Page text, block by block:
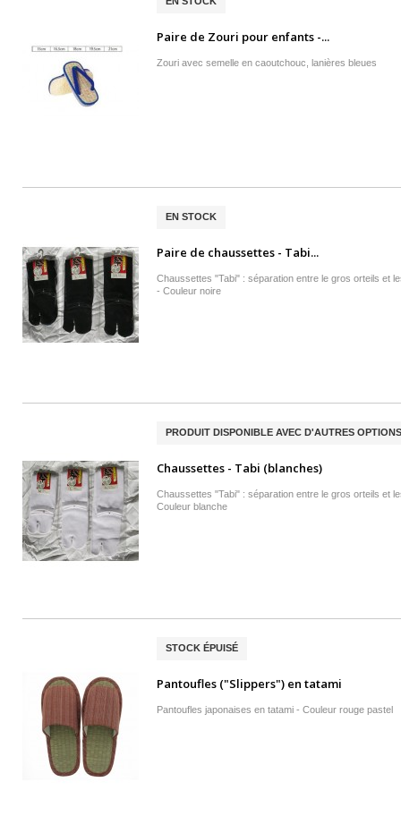
Paire de Zouri pour enfants -...
Zouri avec semelle en caoutchouc, lanières bleues
EN STOCK
Paire de chaussettes - Tabi...
Chaussettes "Tabi" : séparation entre le gros orteils et
- Couleur noire
PRODUIT DISPONIBLE AVEC D'AUTRES OPTIONS
Chaussettes - Tabi (blanches)
Chaussettes "Tabi" : séparation entre le gros orteils et
Couleur blanche
STOCK ÉPUISÉ
Pantoufles ("Slippers") en tatami
Pantoufles japonaises en tatami - Couleur rouge pastel